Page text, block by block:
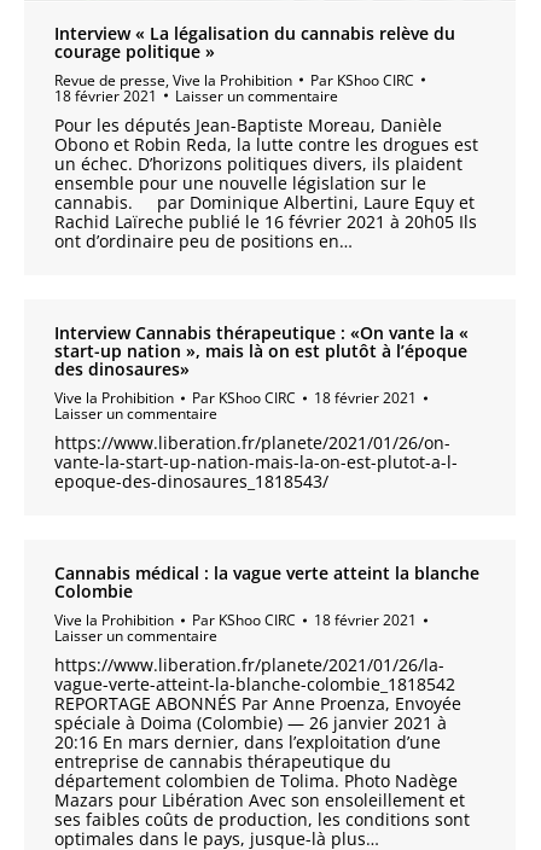
Interview « La légalisation du cannabis relève du
courage politique »
Revue de presse,Vive la Prohibition Par KShoo CIRC
18 février 2021 Laisser un commentaire
Pour les députés Jean-Baptiste Moreau, Danièle
Obono et Robin Reda, la lutte contre les drogues est
un échec. D’horizons politiques divers, ils plaident
ensemble pour une nouvelle législation sur le
cannabis. par Dominique Albertini, Laure Equy et
Rachid Laïreche publié le 16 février 2021 à 20h05 Ils
ont d’ordinaire peu de positions en…
Interview Cannabis thérapeutique : «On vante la «
start-up nation », mais là on est plutôt à l’époque
des dinosaures»
Vive la Prohibition Par KShoo CIRC 18 février 2021
Laisser un commentaire
https://www.liberation.fr/planete/2021/01/26/on-
vante-la-start-up-nation-mais-la-on-est-plutot-a-l-
epoque-des-dinosaures_1818543/
Cannabis médical : la vague verte atteint la blanche
Colombie
Vive la Prohibition Par KShoo CIRC 18 février 2021
Laisser un commentaire
https://www.liberation.fr/planete/2021/01/26/la-
vague-verte-atteint-la-blanche-colombie_1818542
REPORTAGE ABONNÉS Par Anne Proenza, Envoyée
spéciale à Doima (Colombie) — 26 janvier 2021 à
20:16 En mars dernier, dans l’exploitation d’une
entreprise de cannabis thérapeutique du
département colombien de Tolima. Photo Nadège
Mazars pour Libération Avec son ensoleillement et
ses faibles coûts de production, les conditions sont
optimales dans le pays, jusque-là plus…